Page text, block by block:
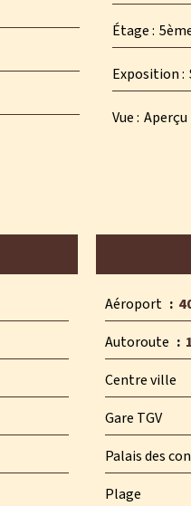
Étage
Exposition
Vue Aperçu
Aéroport
Autoroute
Centre ville
Gare TGV
Palais des
Plage